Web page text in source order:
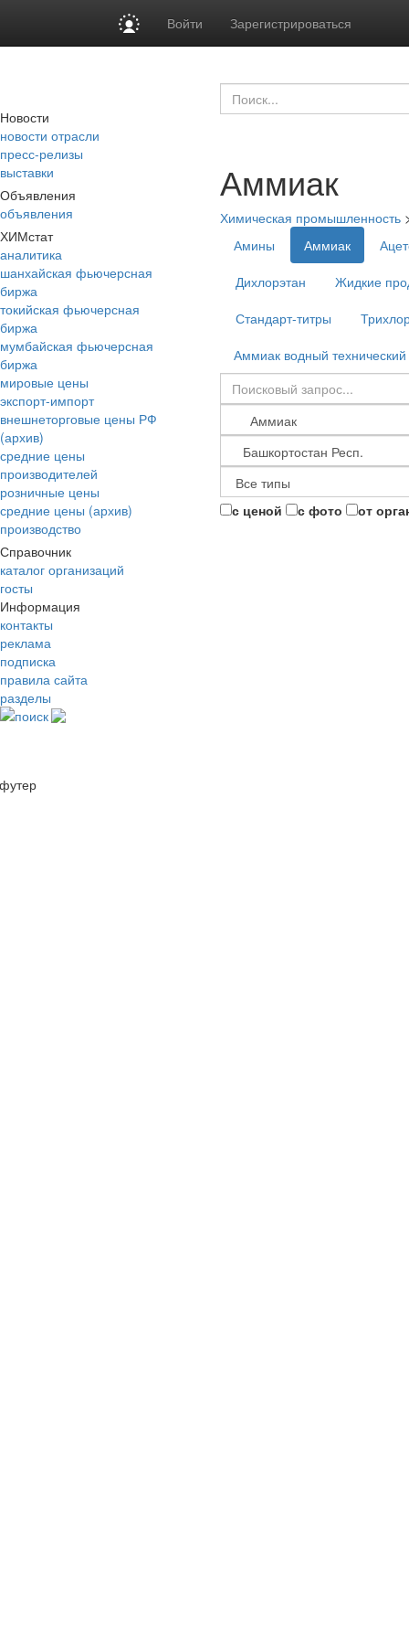
Войти Зарегистрироваться
Новости
новости отрасли
пресс-релизы
выставки
Объявления
объявления
ХИМстат
аналитика
шанхайская фьючерсная
биржа
токийская фьючерсная
биржа
мумбайская фьючерсная
биржа
мировые цены
экспорт-импорт
внешнеторговые цены РФ
(архив)
средние цены
производителей
розничные цены
средние цены (архив)
производство
Справочник
каталог организаций
госты
Информация
контакты
реклама
подписка
правила сайта
разделы
поиск
Аммиак
Химическая промышленность
Амины
Аммиак
Дихлорэтан
Жидкие
Стандарт-титры
Аммиак водный технический
с ценой с фото от
футер